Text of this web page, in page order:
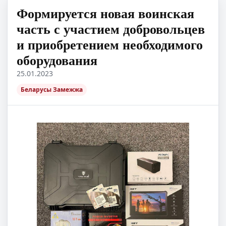
Формируется новая воинская
часть с участием добровольцев
и приобретением необходимого
оборудования
25.01.2023
Беларусы Замежжа